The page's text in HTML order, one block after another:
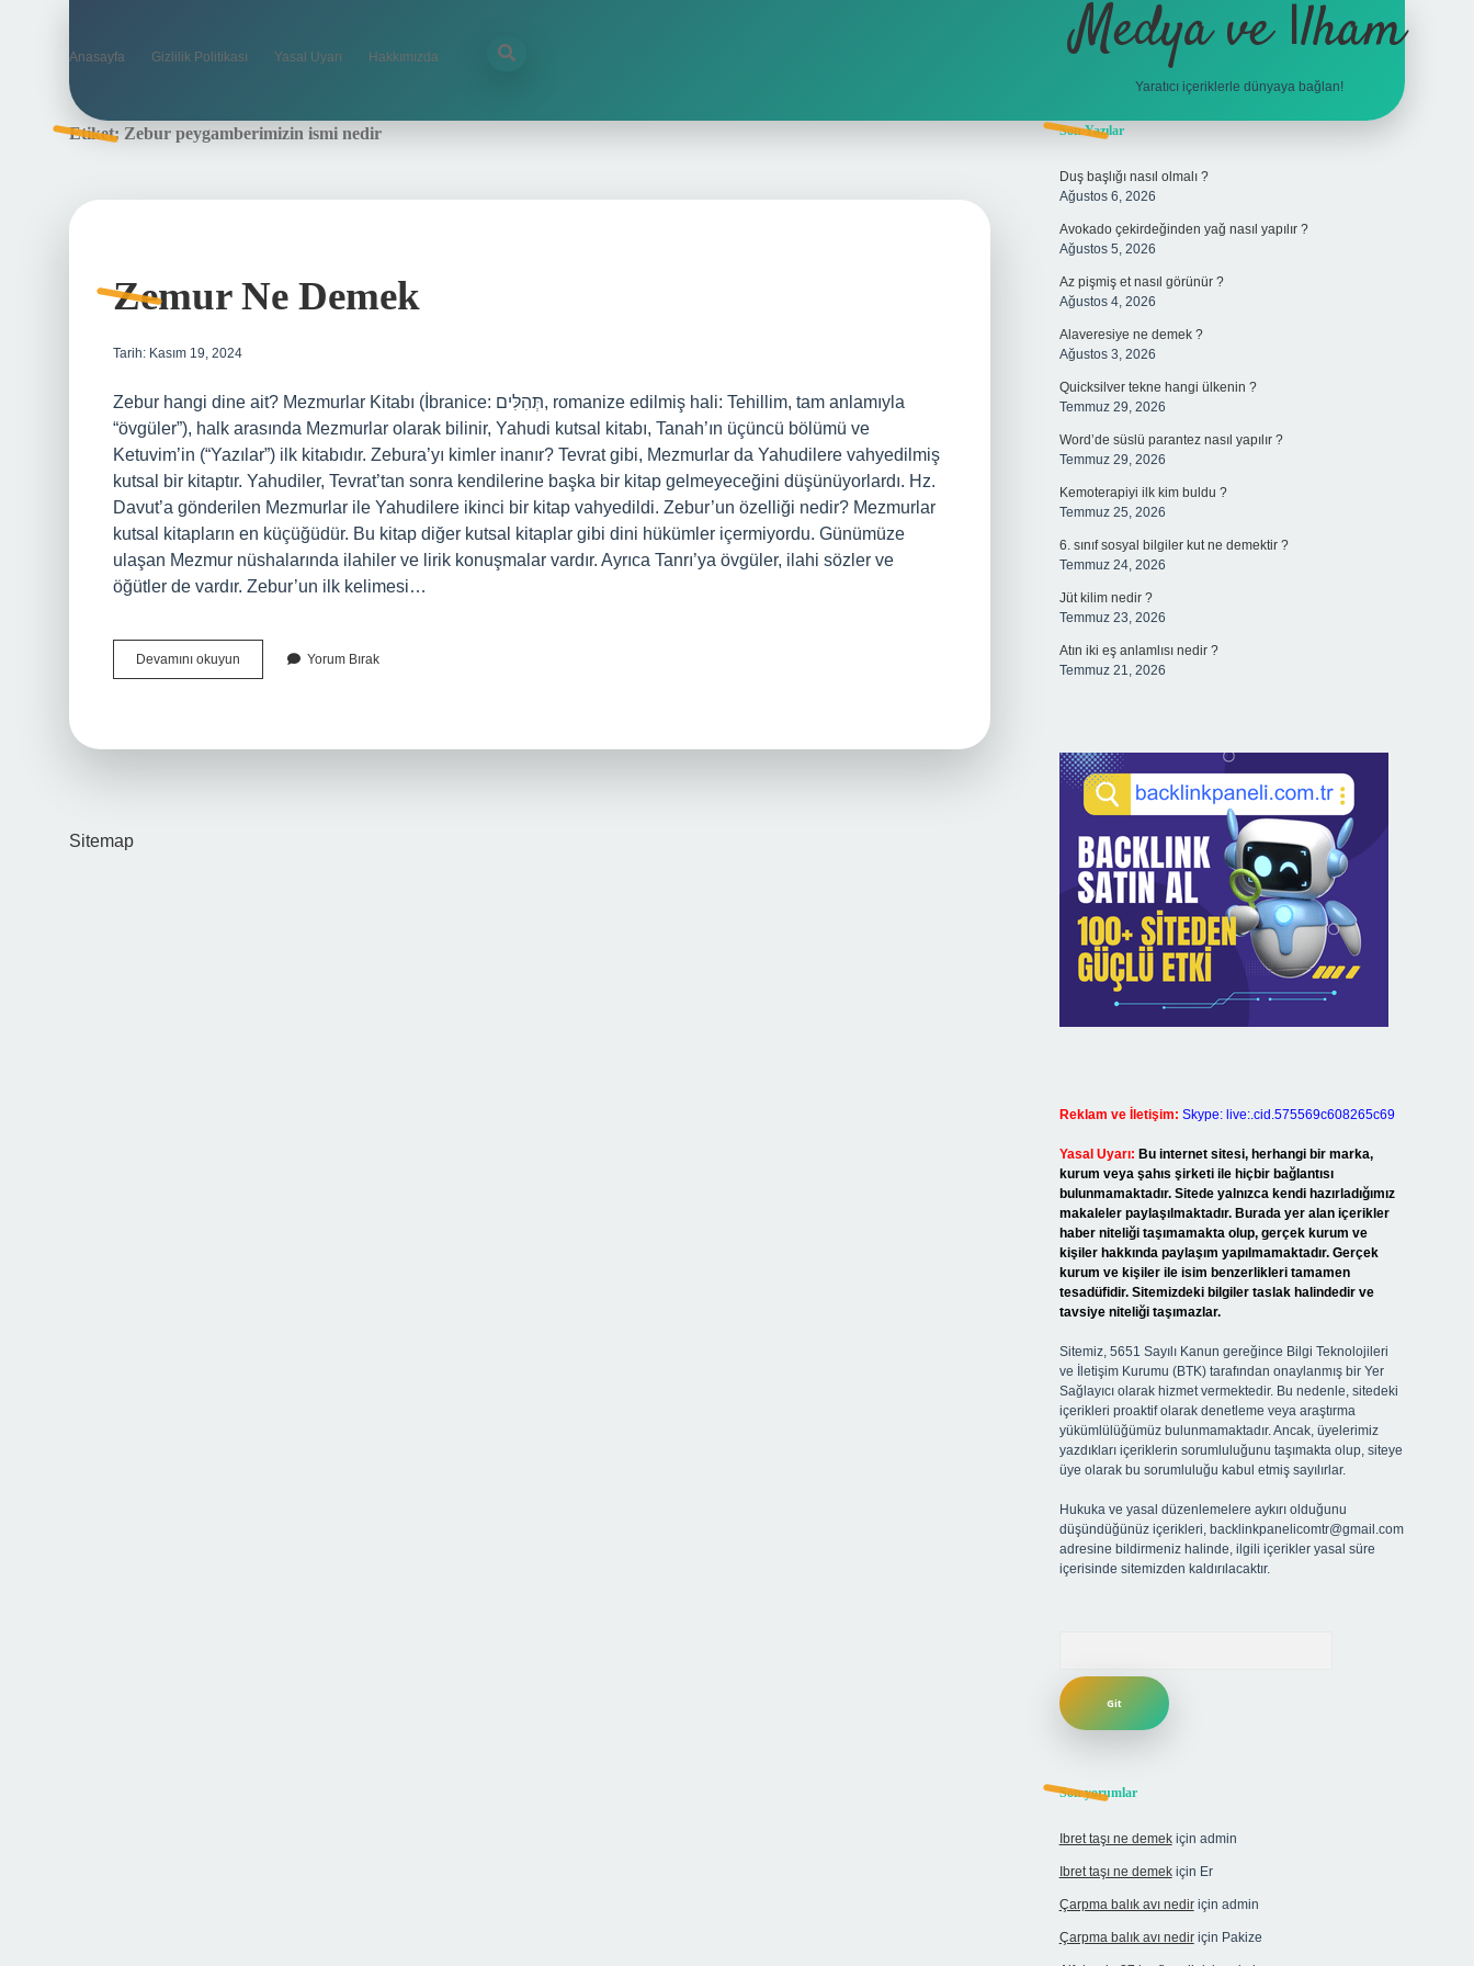
Anasayfa Gizlilik Politikası Yasal Uyarı Hakkımızda Medya ve İlham
Yaratıcı içeriklerle dünyaya bağlan!
Etiket: Zebur peygamberimizin ismi nedir
Zemur Ne Demek
Tarih: Kasım 19, 2024
Zebur hangi dine ait? Mezmurlar Kitabı (İbranice: תְּהִלִּים‎, romanize edilmiş hali: Tehillim, tam anlamıyla
“övgüler”), halk arasında Mezmurlar olarak bilinir, Yahudi kutsal kitabı, Tanah’ın üçüncü bölümü ve
Ketuvim’in (“Yazılar”) ilk kitabıdır. Zebura’yı kimler inanır? Tevrat gibi, Mezmurlar da Yahudilere vahyedilmiş
kutsal bir kitaptır. Yahudiler, Tevrat’tan sonra kendilerine başka bir kitap gelmeyeceğini düşünüyorlardı. Hz.
Davut’a gönderilen Mezmurlar ile Yahudilere ikinci bir kitap vahyedildi. Zebur’un özelliği nedir? Mezmurlar
kutsal kitapların en küçüğüdür. Bu kitap diğer kutsal kitaplar gibi dini hükümler içermiyordu. Günümüze
ulaşan Mezmur nüshalarında ilahiler ve lirik konuşmalar vardır. Ayrıca Tanrı’ya övgüler, ilahi sözler ve
öğütler de vardır. Zebur’un ilk kelimesi…
Devamını okuyun
Ne
Yorum Bırak
Sitemap
Sidebar
Son Yazılar
Duş başlığı nasıl olmalı ?
Ağustos 6, 2026
Avokado çekirdeğinden yağ nasıl yapılır ?
Ağustos 5, 2026
Az pişmiş et nasıl görünür ?
Ağustos 4, 2026
Alaveresiye ne demek ?
Ağustos 3, 2026
Quicksilver tekne hangi ülkenin ?
Temmuz 29, 2026
Word’de süslü parantez nasıl yapılır ?
Temmuz 29, 2026
Kemoterapiyi ilk kim buldu ?
Temmuz 25, 2026
6. sınıf sosyal bilgiler kut ne demektir ?
Temmuz 24, 2026
Jüt kilim nedir ?
Temmuz 23, 2026
Atın iki eş anlamlısı nedir ?
Temmuz 21, 2026
Reklam ve İletişim: Skype: live:.cid.575569c608265c69
Yasal Uyarı: Bu internet sitesi, herhangi bir marka,
kurum veya şahıs şirketi ile hiçbir bağlantısı
bulunmamaktadır. Sitede yalnızca kendi hazırladığımız
makaleler paylaşılmaktadır. Burada yer alan içerikler
haber niteliği taşımamakta olup, gerçek kurum ve
kişiler hakkında paylaşım yapılmamaktadır. Gerçek
kurum ve kişiler ile isim benzerlikleri tamamen
tesadüfidir. Sitemizdeki bilgiler taslak halindedir ve
tavsiye niteliği taşımazlar.
Sitemiz, 5651 Sayılı Kanun gereğince Bilgi Teknolojileri
ve İletişim Kurumu (BTK) tarafından onaylanmış bir Yer
Sağlayıcı olarak hizmet vermektedir. Bu nedenle, sitedeki
içerikleri proaktif olarak denetleme veya araştırma
yükümlülüğümüz bulunmamaktadır. Ancak, üyelerimiz
yazdıkları içeriklerin sorumluluğunu taşımakta olup, siteye
üye olarak bu sorumluluğu kabul etmiş sayılırlar.
Hukuka ve yasal düzenlemelere aykırı olduğunu
düşündüğünüz içerikleri, backlinkpanelicomtr@gmail.com
adresine bildirmeniz halinde, ilgili içerikler yasal süre
içerisinde sitemizden kaldırılacaktır.
Son yorumlar
Ibret taşı ne demekiçin admin
Ibret taşı ne demekiçin Er
Çarpma balık avı nediriçin admin
Çarpma balık avı nediriçin Pakize